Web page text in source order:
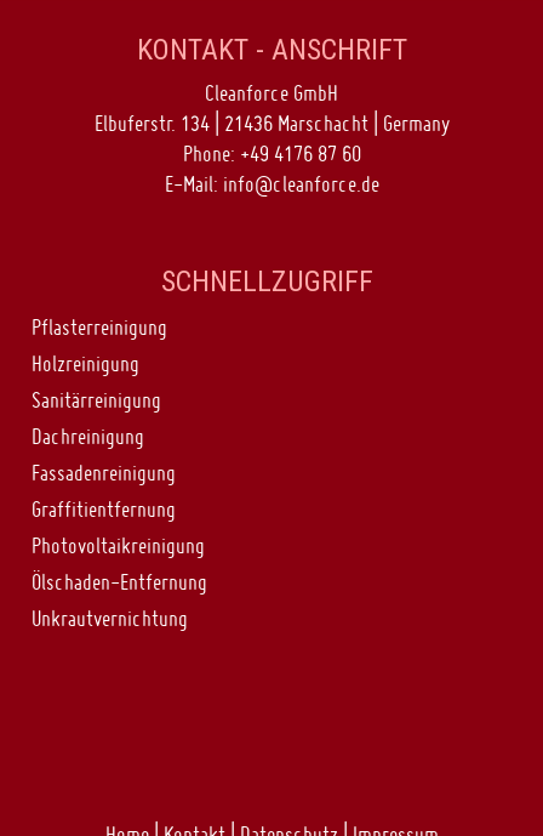
KONTAKT - ANSCHRIFT
Cleanforce GmbH
Elbuferstr. 134 | 21436 Marschacht | Germany
Phone: +49 4176 87 60
E-Mail: info@cleanforce.de
SCHNELLZUGRIFF
Pflasterreinigung
Holzreinigung
Sanitärreinigung
Dachreinigung
Fassadenreinigung
Graffitientfernung
Photovoltaikreinigung
Ölschaden-Entfernung
Unkrautvernichtung